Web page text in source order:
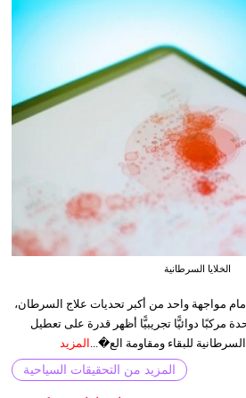
الخلايا السرطانية
مواجهة واحد من أكبر تحديات علاج السرطان،
مركبًا دوائيًّا تجريبيًّا أظهر قدرة على تعطيل
السرطانية للبقاء ومقاومة الع�... المزيد
المزيد من التحقيقات السياحية